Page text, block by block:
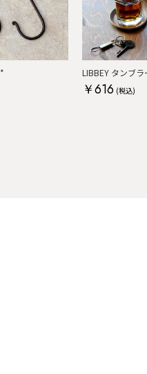
LIBBEY タンブラ
￥616 (税込)